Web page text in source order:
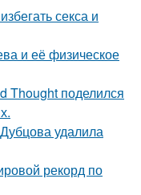
секса и
и её физическое
Thought поделился
удалила
рекорд по